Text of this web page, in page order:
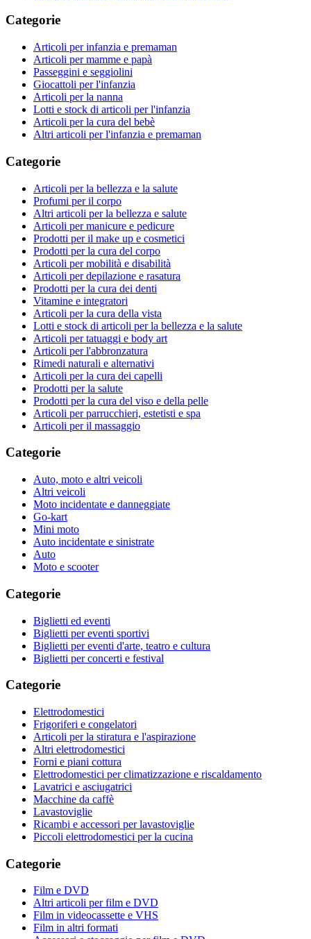
Categorie
Articoli per infanzia e premaman
Articoli per mamme e papà
Passeggini e seggiolini
Giocattoli per l'infanzia
Articoli per la nanna
Lotti e stock di articoli per l'infanzia
Articoli per la cura del bebè
Altri articoli per l'infanzia e premaman
Categorie
Articoli per la bellezza e la salute
Profumi per il corpo
Altri articoli per la bellezza e salute
Articoli per manicure e pedicure
Prodotti per il make up e cosmetici
Prodotti per la cura del corpo
Articoli per mobilità e disabilità
Articoli per depilazione e rasatura
Prodotti per la cura dei denti
Vitamine e integratori
Articoli per la cura della vista
Lotti e stock di articoli per la bellezza e la salute
Articoli per tatuaggi e body art
Articoli per l'abbronzatura
Rimedi naturali e alternativi
Articoli per la cura dei capelli
Prodotti per la salute
Prodotti per la cura del viso e della pelle
Articoli per parrucchieri, estetisti e spa
Articoli per il massaggio
Categorie
Auto, moto e altri veicoli
Altri veicoli
Moto incidentate e danneggiate
Go-kart
Mini moto
Auto incidentate e sinistrate
Auto
Moto e scooter
Categorie
Biglietti ed eventi
Biglietti per eventi sportivi
Biglietti per eventi d'arte, teatro e cultura
Biglietti per concerti e festival
Categorie
Elettrodomestici
Frigoriferi e congelatori
Articoli per la stiratura e l'aspirazione
Altri elettrodomestici
Forni e piani cottura
Elettrodomestici per climatizzazione e riscaldamento
Lavatrici e asciugatrici
Macchine da caffè
Lavastoviglie
Ricambi e accessori per lavastoviglie
Piccoli elettrodomestici per la cucina
Categorie
Film e DVD
Altri articoli per film e DVD
Film in videocassette e VHS
Film in altri formati